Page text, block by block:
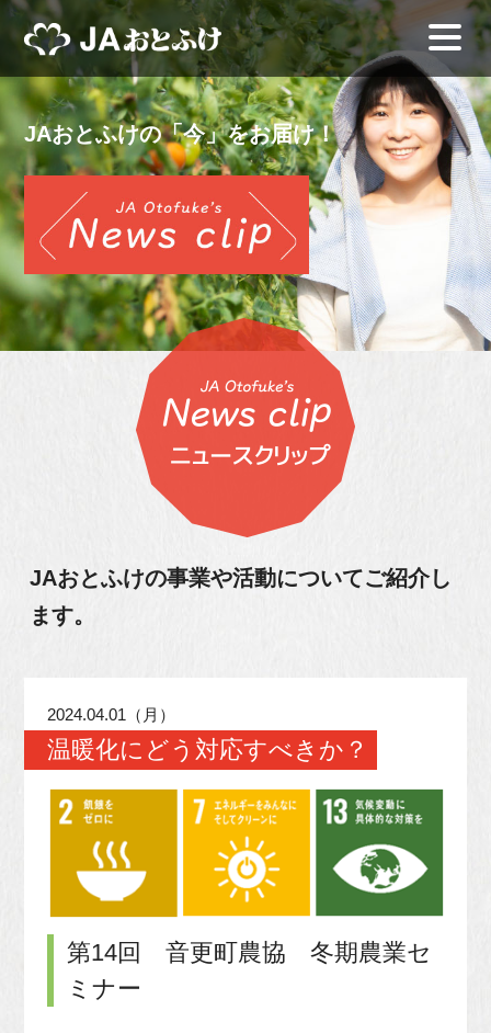
JAおとふけの「今」をお届け！
JAおとふけの事業や活動についてご紹介し
ます。
2024.04.01（月）
温暖化にどう対応すべきか？
第14回 音更町農協 冬期農業セ
ミナー